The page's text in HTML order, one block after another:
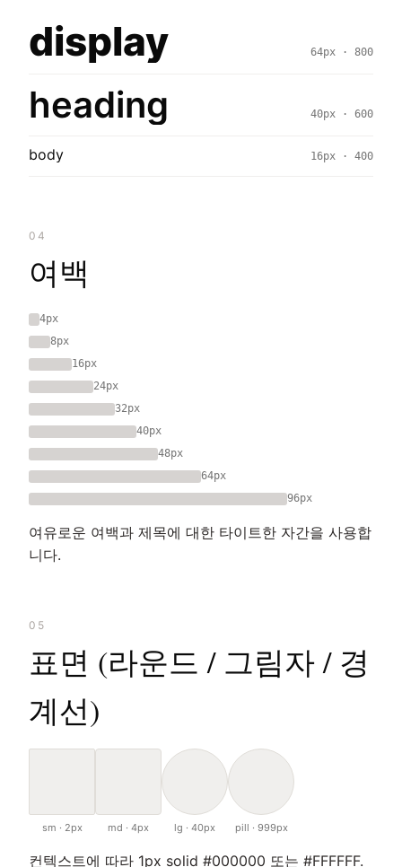
display 64px · 800
heading 40px · 600
body 16px · 400
04
여백
4px
8px
16px
24px
32px
40px
48px
64px
96px
여유로운 여백과 제목에 대한 타이트한 자간을 사용합
니다.
05
표면 (라운드 / 그림자 / 경
계선)
sm · 2px md · 4px lg · 40px pill · 999px
컨텍스트에 따라 1px solid #000000 또는 #FFFFFF.